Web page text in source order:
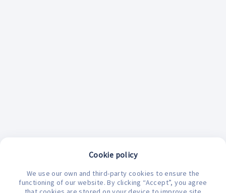
¿En qué podemos ayudarte hoy?
Cookie policy
We use our own and third-party cookies to ensure the
functioning of our website. By clicking “Accept”, you agree